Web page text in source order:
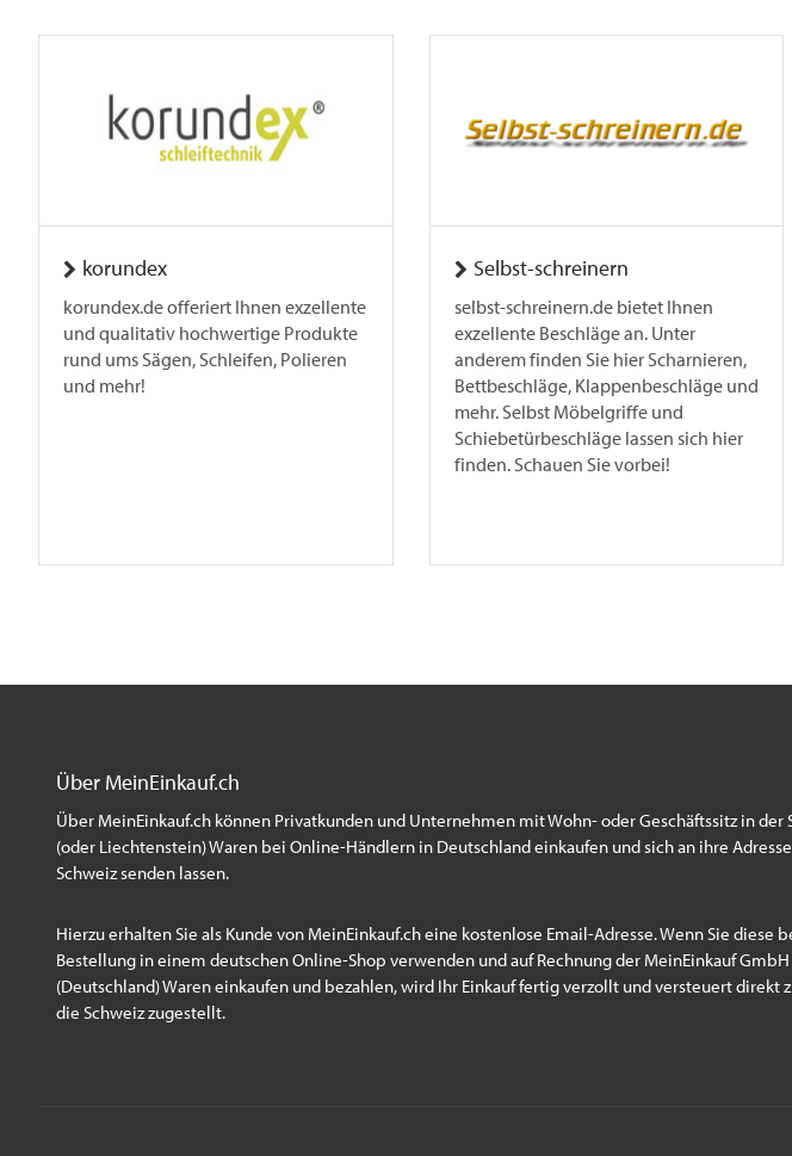
korundex
korundex.de offeriert Ihnen exzellente
und qualitativ hochwertige Produkte
rund ums Sägen, Schleifen, Polieren
und mehr!
Selbst-schreinern
selbst-schreinern.de bietet Ihnen
exzellente Beschläge an. Unter
anderem finden Sie hier Scharnieren,
Bettbeschläge, Klappenbeschläge und
mehr. Selbst Möbelgriffe und
Schiebetürbeschläge lassen sich hier
finden. Schauen Sie vorbei!
Über MeinEinkauf.ch
Über MeinEinkauf.ch können Privatkunden und Unternehmen mit Wohn- oder Geschäftssitz in der
(oder Liechtenstein) Waren bei Online-Händlern in Deutschland einkaufen und sich an ihre
Schweiz senden lassen.
Hierzu erhalten Sie als Kunde von MeinEinkauf.ch eine kostenlose Email-Adresse. Wenn Sie diese
Bestellung in einem deutschen Online-Shop verwenden und auf Rechnung der MeinEinkauf GmbH
(Deutschland) Waren einkaufen und bezahlen, wird Ihr Einkauf fertig verzollt und versteuert direkt
die Schweiz zugestellt.